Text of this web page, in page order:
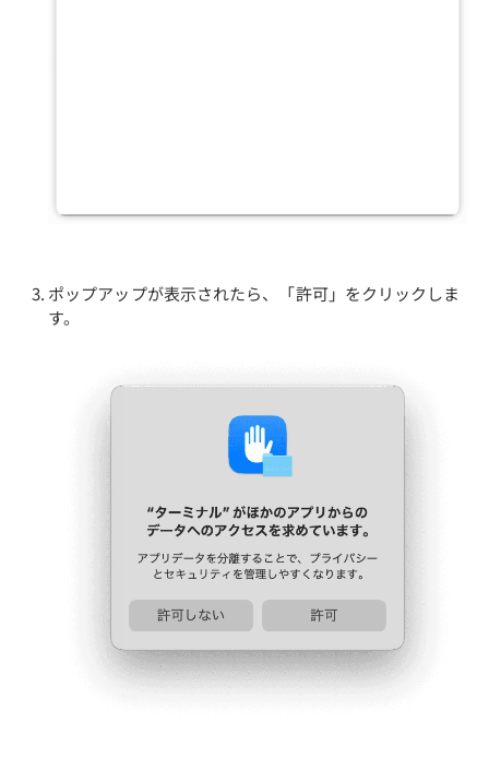
ポップアップが表示されたら、「許可」をクリックしま
す。